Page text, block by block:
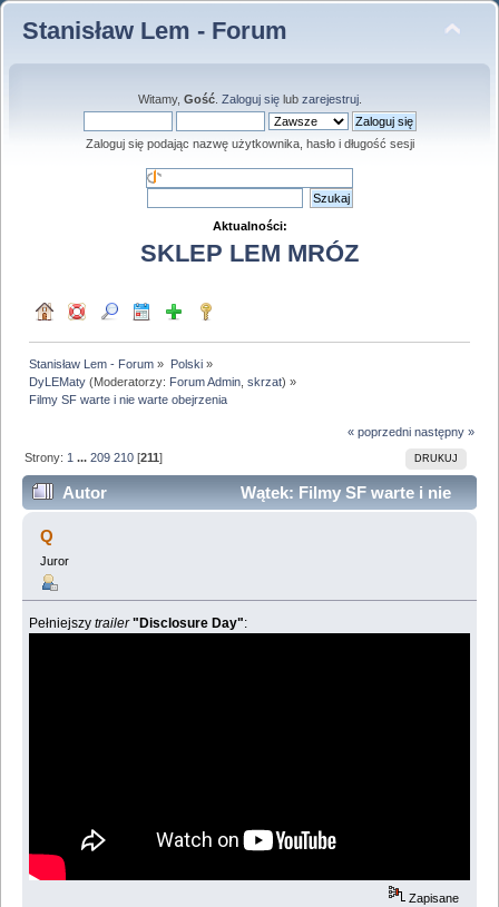
Stanisław Lem - Forum
Witamy, Gość. Zaloguj sięlub zarejestruj.
Zaloguj się podając nazwę użytkownika, hasło i długość sesji
Aktualności:
SKLEP LEM MRÓZ
Stanisław Lem - Forum » Polski»
DyLEMaty (Moderatorzy: Forum Admin ,skrzat) »
Filmy SF warte i nie warte obejrzenia
« poprzedni następny »
DRUKUJ
Strony: 1 ...209 210 [211]
Autor
Wątek: Filmy SF warte i nie
warte obejrzenia (Przeczytany 3777053 razy)
Q
Juror
Pełniejszytrailer "Disclosure Day":
Zapisane